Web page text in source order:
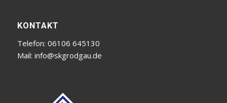
KONTAKT
Telefon: 06106 645130
Mail: info@skgrodgau.de